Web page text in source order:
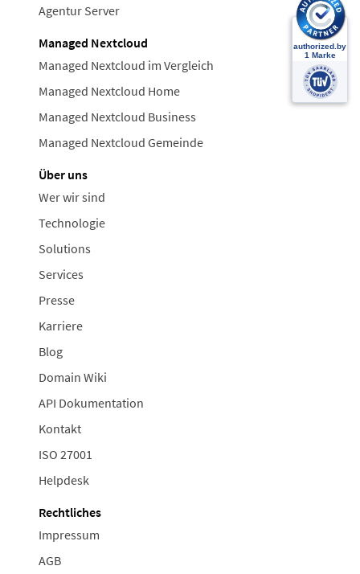
Agentur Server
Managed Nextcloud
Managed Nextcloud im Vergleich
Managed Nextcloud Home
Managed Nextcloud Business
Managed Nextcloud Gemeinde
Über uns
Wer wir sind
Technologie
Solutions
Services
Presse
Karriere
Blog
Domain Wiki
API Dokumentation
Kontakt
ISO 27001
Helpdesk
Rechtliches
Impressum
AGB